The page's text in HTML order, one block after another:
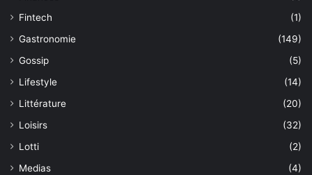
Fintech
(1)
Gastronomie
(149)
Gossip
(5)
Lifestyle
(14)
Littérature
(20)
Loisirs
(32)
Lotti
(2)
Medias
(4)